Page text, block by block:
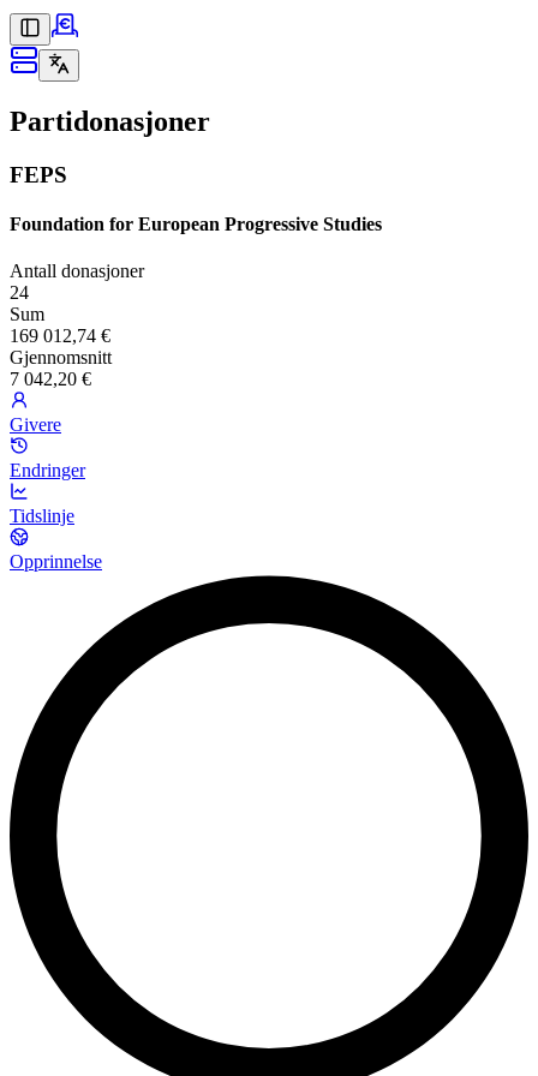
Partidonasjoner
FEPS
Foundation for European Progressive Studies
Antall donasjoner
24
Sum
169 012,74 €
Gjennomsnitt
7 042,20 €
Givere
Endringer
Tidslinje
Opprinnelse